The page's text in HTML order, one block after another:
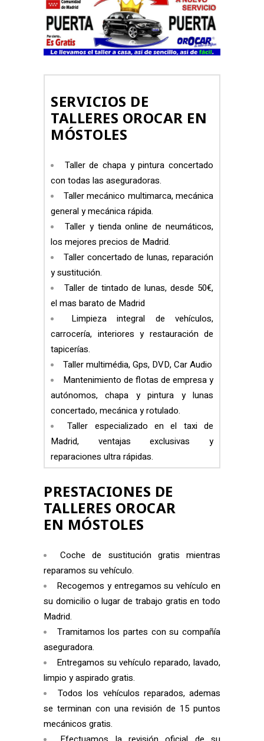
SERVICIOS DE
TALLERES OROCAR EN
MÓSTOLES
Taller de chapa y pintura concertado
con todas las aseguradoras.
Taller mecánico multimarca, mecánica
general y mecánica rápida.
Taller y tienda online de neumáticos,
los mejores precios de Madrid.
Taller concertado de lunas, reparación
y sustitución.
Taller de tintado de lunas, desde 50€,
el mas barato de Madrid
Limpieza integral de vehículos,
carrocería, interiores y restauración de
tapicerías.
Taller multimédia, Gps, DVD, Car Audio
Mantenimiento de flotas de empresa y
autónomos, chapa y pintura y lunas
concertado, mecánica y rotulado.
Taller especializado en el taxi de
Madrid, ventajas exclusivas y
reparaciones ultra rápidas.
PRESTACIONES DE
TALLERES OROCAR
EN MÓSTOLES
Coche de sustitución gratis mientras
reparamos su vehículo.
Recogemos y entregamos su vehículo en
su domicilio o lugar de trabajo gratis en todo
Madrid.
Tramitamos los partes con su compañía
aseguradora.
Entregamos su vehículo reparado, lavado,
limpio y aspirado gratis.
Todos los vehículos reparados, ademas
se terminan con una revisión de 15 puntos
mecánicos gratis.